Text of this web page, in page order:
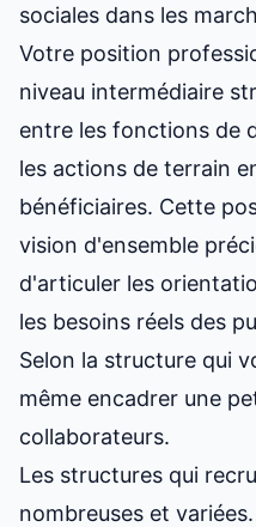
sociales dans les
Votre position
niveau intermédiaire
entre les fonctions de
les actions de terrain
bénéficiaires. Cette
vision d'ensemble
d'articuler les
les besoins réels des
Selon la structure qui
même encadrer une
collaborateurs.
Les structures qui
nombreuses et